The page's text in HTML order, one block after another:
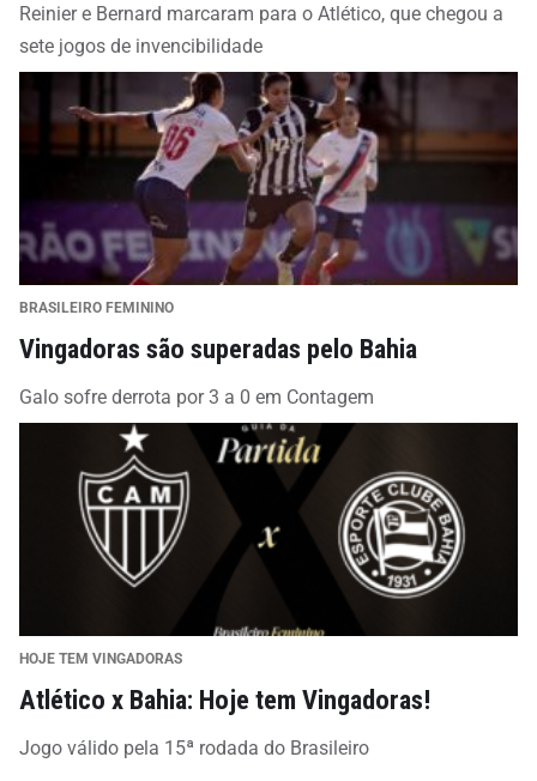
Reinier e Bernard marcaram para o Atlético, que chegou a
sete jogos de invencibilidade
BRASILEIRO FEMININO
Vingadoras são superadas pelo Bahia
Galo sofre derrota por 3 a 0 em Contagem
HOJE TEM VINGADORAS
Atlético x Bahia: Hoje tem Vingadoras!
Jogo válido pela 15ª rodada do Brasileiro